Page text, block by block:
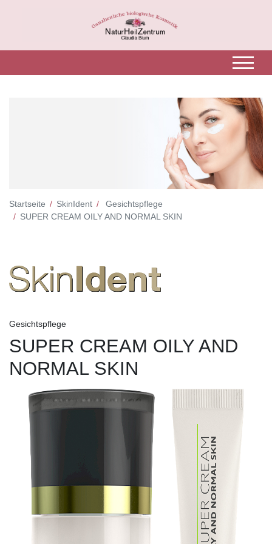
Startseite SkinIdent
Gesichtspflege
SUPER CREAM OILY AND NORMAL SKIN
Gesichtspflege
SUPER CREAM OILY AND
NORMAL SKIN